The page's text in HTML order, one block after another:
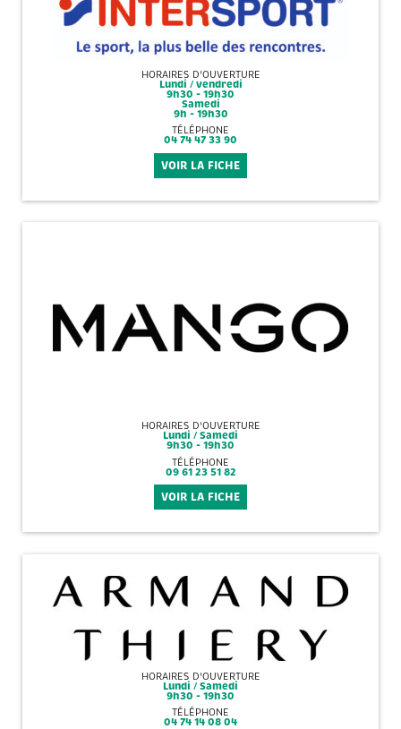
HORAIRES D'OUVERTURE
Lundi / vendredi
9h30 - 19h30
Samedi
9h - 19h30
TÉLÉPHONE
04 74 47 33 90
VOIR LA FICHE
HORAIRES D'OUVERTURE
Lundi / Samedi
9h30 - 19h30
TÉLÉPHONE
09 61 23 51 82
VOIR LA FICHE
HORAIRES D'OUVERTURE
Lundi / Samedi
9h30 - 19h30
TÉLÉPHONE
04 74 14 08 04